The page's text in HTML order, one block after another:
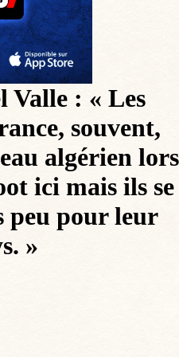
Valle : « Les
souvent,
algérien lors
ici mais ils se
peu pour leur
»